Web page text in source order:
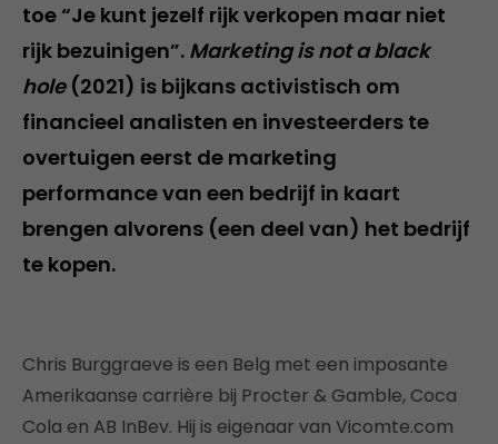
toe “Je kunt jezelf rijk verkopen maar niet
rijk bezuinigen”. Marketing is not a black
hole (2021) is bijkans activistisch om
financieel analisten en investeerders te
overtuigen eerst de marketing
performance van een bedrijf in kaart
brengen alvorens (een deel van) het bedrijf
te kopen.
Chris Burggraeve is een Belg met een imposante
Amerikaanse carrière bij Procter & Gamble, Coca
Cola en AB InBev. Hij is eigenaar van Vicomte.com